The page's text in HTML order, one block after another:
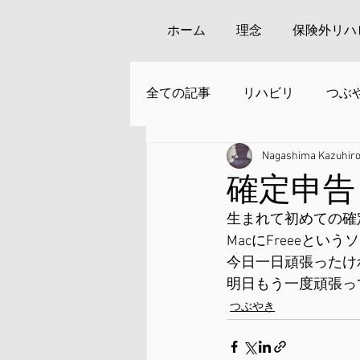
ホーム 理念 保険外リハ
全ての記事 リハビリ つぶ
安来周辺の観光
確定申告
Nagashima Kazuhiro
生まれて初めての
MacにFreeeという
今日一日頑張った
明日もう一度頑張
つぶやき